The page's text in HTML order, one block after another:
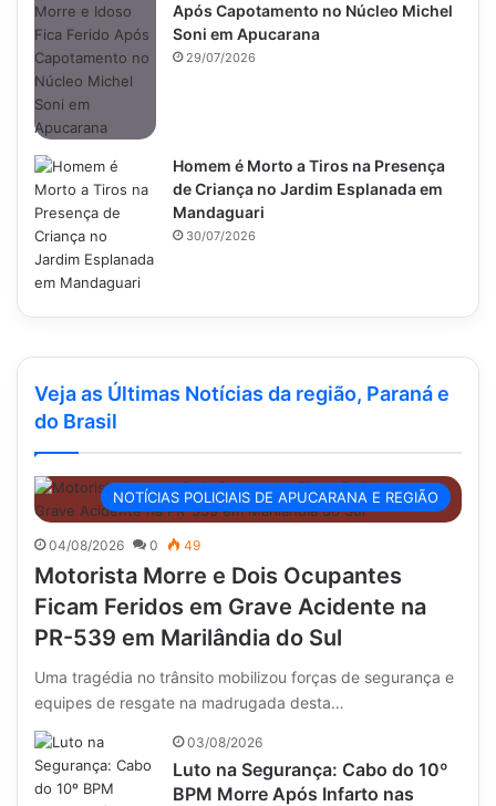
Veja as Últimas Notícias da região, Paraná e
do Brasil
NOTÍCIAS POLICIAIS DE APUCARANA E REGIÃO
04/08/2026 0 49
Motorista Morre e Dois Ocupantes
Ficam Feridos em Grave Acidente na
PR-539 em Marilândia do Sul
Uma tragédia no trânsito mobilizou forças de segurança e
equipes de resgate na madrugada desta…
03/08/2026
Luto na Segurança: Cabo do 10º
BPM Morre Após Infarto nas
Após Capotamento no Núcleo Michel
Soni em Apucarana
29/07/2026
Homem é Morto a Tiros na Presença
de Criança no Jardim Esplanada em
Mandaguari
30/07/2026